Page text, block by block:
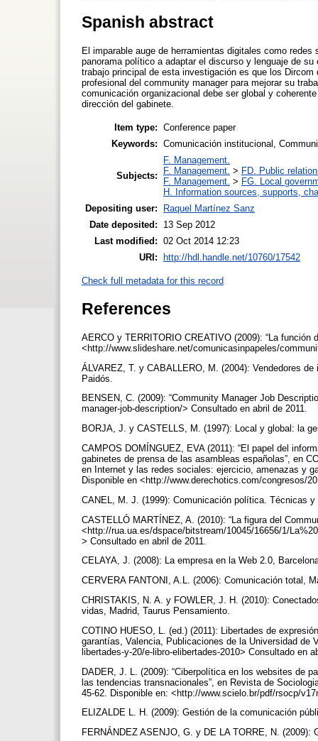
Spanish abstract
El imparable auge de herramientas digitales como
panorama político a adaptar el discurso y lenguaje de
trabajo principal de esta investigación es que los
profesional del community manager para mejorar su
comunicación organizacional debe ser global y
dirección del gabinete.
Item type: Conference paper
Keywords: Comunicación institucional,
Subjects:
F. Management.
F. Management. > FD. Public
F. Management. > FG. Local
H. Information sources, supports,
Depositing user:
Raquel Martínez Sanz
Date deposited:
13 Sep 2012
Last modified: 02 Oct 2014 12:23
URI:
http://hdl.handle.net/10760/17542
Check full metadata for this record
References
AERCO y TERRITORIO CREATIVO (2009): “La función
<http://www.slideshare.net/comunicasinpapeles/
ÁLVAREZ, T. y CABALLERO, M. (2004): Vendedores
Paidós.
BENSEN, C. (2009): “Community Manager Job
manager-job-description/> Consultado en abril de 2011.
BORJA, J. y CASTELLS, M. (1997): Local y global: la
CAMPOS DOMÍNGUEZ, EVA (2011): “El papel del
gabinetes de prensa de las asambleas españolas”, en
en Internet y las redes sociales: ejercicio, amenazas y
Disponible en <http://www.derechotics.com/congresos/
CANEL, M. J. (1999): Comunicación política. Técnicas
CASTELLÓ MARTÍNEZ, A. (2010): “La figura del
<http://rua.ua.es/dspace/bitstream/10045/16656/1/
> Consultado en abril de 2011.
CELAYA, J. (2008): La empresa en la Web 2.0,
CERVERA FANTONI, A.L. (2006): Comunicación total,
CHRISTAKIS, N. A. y FOWLER, J. H. (2010):
vidas, Madrid, Taurus Pensamiento.
COTINO HUESO, L. (ed.) (2011): Libertades de
garantías, Valencia, Publicaciones de la Universidad de
libertades-y-20/e-libro-elibertades-2010> Consultado en
DADER, J. L. (2009): “Ciberpolítica en los websites de
las tendencias transnacionales”, en Revista de
45-62. Disponible en: <http://www.scielo.br/pdf/rsocp/
ELIZALDE L. H. (2009): Gestión de la comunicación
FERNÁNDEZ ASENJO, G. y DE LA TORRE, N.